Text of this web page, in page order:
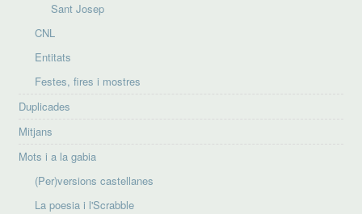
Sant Josep
CNL
Entitats
Festes, fires i mostres
Duplicades
Mitjans
Mots i a la gabia
(Per)versions castellanes
La poesia i l'Scrabble